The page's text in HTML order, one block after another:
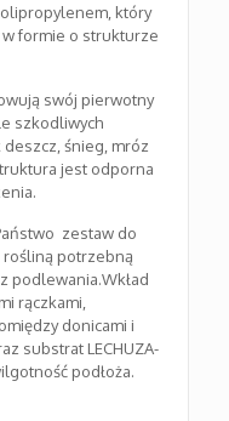
który
w formie o strukturze
swój pierwotny
szkodliwych
śnieg, mróz
jest odporna
zestaw do
rośliną potrzebną
podlewania.Wkład
rączkami,
donicami i
substrat LECHUZA-
podłoża.